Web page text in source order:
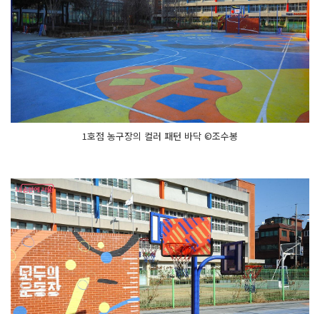
1호점 농구장의 컬러 패턴 바닥 ©조수봉